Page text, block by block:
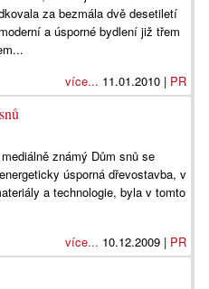
za bezmála dvě desetiletí
a úsporné bydlení již třem
více... 11.01.2010 | PR
známý Dům snů se
úsporná dřevostavba, v
a technologie, byla v tomto
více... 10.12.2009 | PR